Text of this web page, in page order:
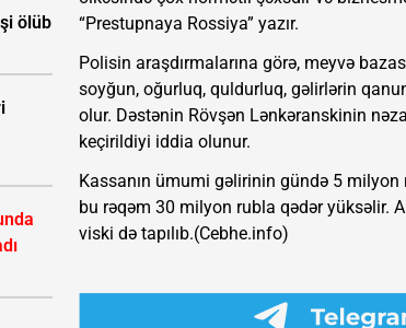
ölüb
“Prestupnaya Rossiya” yazır.
Polisin araşdırmalarına görə, meyvə
soyğun, oğurluq, quldurluq, gəlirlərin
olur. Dəstənin Rövşən Lənkəranskinin
keçirildiyi iddia olunur.
Kassanın ümumi gəlirinin gündə 5
bu rəqəm 30 milyon rubla qədər yüksəlir.
viski də tapılıb.(Cebhe.info)